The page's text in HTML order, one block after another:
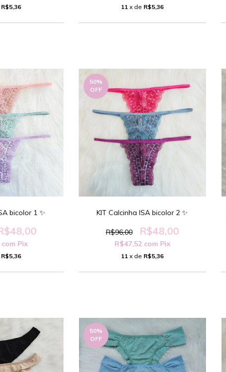
R$5,36 11 x de R$5,36
bicolor 1 ✨️
com Pix
R$5,36
50%
OFF
KIT Calcinha ISA bicolor 2 ✨️
R$96,00 R$48,00
R$47,52 com Pix
11 x de R$5,36
50%
OFF